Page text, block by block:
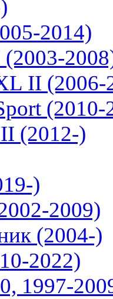
2014)
(2003-
II (2006-
(2010-
(2012-)
)
2009)
(2004-)
2022)
1997-